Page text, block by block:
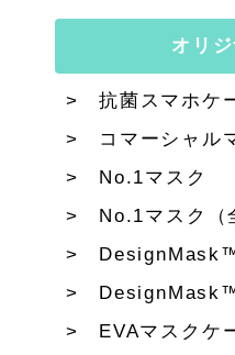
オリ
抗菌スマホケ
コマーシャル
No.1マスク
No.1マスク（
DesignMask™
DesignMask™
EVAマスクケ